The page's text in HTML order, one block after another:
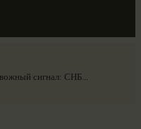
сигнал: СНБ...